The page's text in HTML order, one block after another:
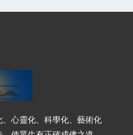
心靈化、科學化、藝術化